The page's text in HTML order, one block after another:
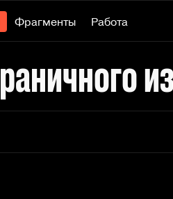
Фрагменты Работа